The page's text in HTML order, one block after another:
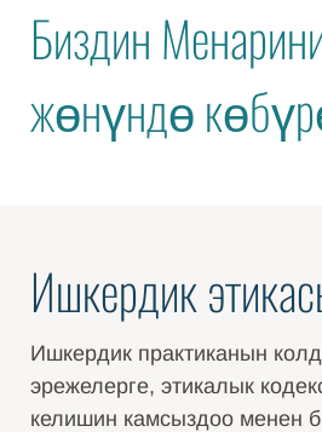
Биздин
жөнүндө
Ишкердик
Ишкердик практиканын
эрежелерге, этикалык
келишин камсыздоо менен